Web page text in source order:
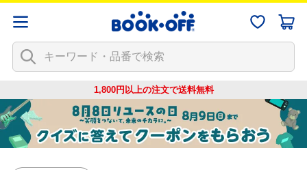
1,800円以上の注文で送料無料